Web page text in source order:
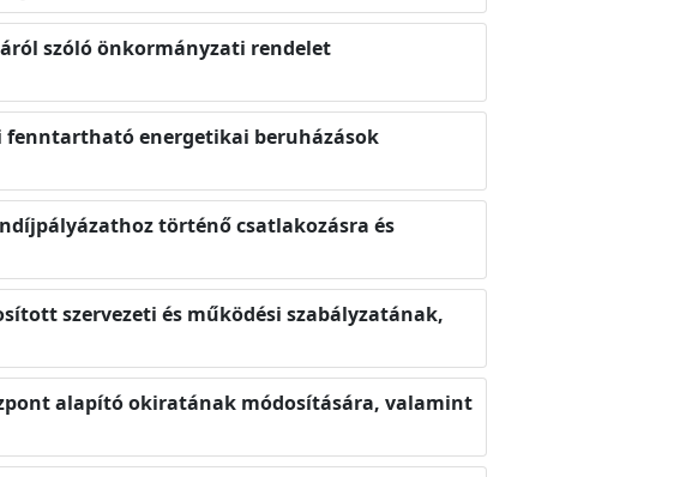
szóló önkormányzati rendelet
fenntartható energetikai beruházások
történő csatlakozásra és
szervezeti és működési szabályzatának,
alapító okiratának módosítására, valamint